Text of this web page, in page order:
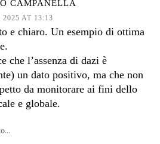
CAMPANELLA
AT 13:13
e chiaro. Un esempio di ottima
che l’assenza di dazi è
un dato positivo, ma che non
da monitorare ai fini dello
e globale.